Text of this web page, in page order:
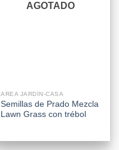
AGOTADO
AREA JARDÍN-CASA
Semillas de Prado Mezcla
Lawn Grass con trébol